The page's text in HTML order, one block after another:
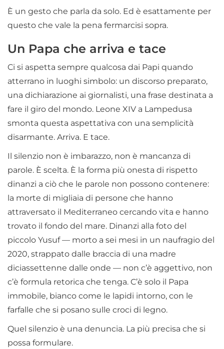
È un gesto che parla da solo. Ed è esattamente per
questo che vale la pena fermarcisi sopra.
Un Papa che arriva e tace
Ci si aspetta sempre qualcosa dai Papi quando
atterrano in luoghi simbolo: un discorso preparato,
una dichiarazione ai giornalisti, una frase destinata a
fare il giro del mondo. Leone XIV a Lampedusa
smonta questa aspettativa con una semplicità
disarmante. Arriva. E tace.
Il silenzio non è imbarazzo, non è mancanza di
parole. È scelta. È la forma più onesta di rispetto
dinanzi a ciò che le parole non possono contenere:
la morte di migliaia di persone che hanno
attraversato il Mediterraneo cercando vita e hanno
trovato il fondo del mare. Dinanzi alla foto del
piccolo Yusuf — morto a sei mesi in un naufragio del
2020, strappato dalle braccia di una madre
diciassettenne dalle onde — non c’è aggettivo, non
c’è formula retorica che tenga. C’è solo il Papa
immobile, bianco come le lapidi intorno, con le
farfalle che si posano sulle croci di legno.
Quel silenzio è una denuncia. La più precisa che si
possa formulare.